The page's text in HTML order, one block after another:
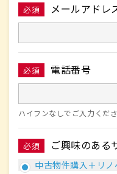
必須 メールアドレ
必須 電話番号
ハイフンなしでご入力くだ
必須 ご興味のある
中古物件購入＋リ